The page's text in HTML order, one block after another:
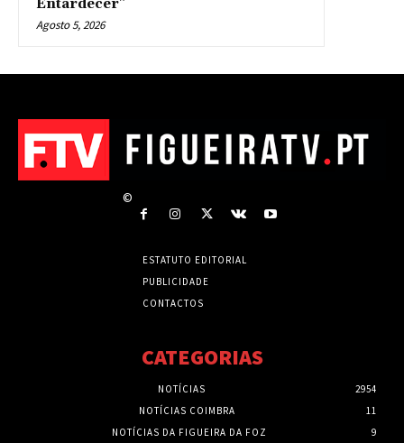
Entardecer”
Agosto 5, 2026
©
ESTATUTO EDITORIAL
PUBLICIDADE
CONTACTOS
CATEGORIAS
NOTÍCIAS
2954
NOTÍCIAS COIMBRA
11
NOTÍCIAS DA FIGUEIRA DA FOZ
9